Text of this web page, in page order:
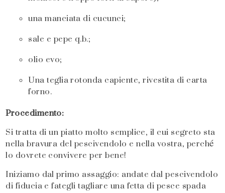
una manciata di cucunci;
sale e pepe q.b.;
olio evo;
Una teglia rotonda capiente, rivestita di carta
forno.
Procedimento:
Si tratta di un piatto molto semplice, il cui segreto sta
nella bravura del pescivendolo e nella vostra, perché
lo dovrete convivere per bene!
Iniziamo dal primo assaggio: andate dal pescivendolo
di fiducia e fategli tagliare una fetta di pesce spada